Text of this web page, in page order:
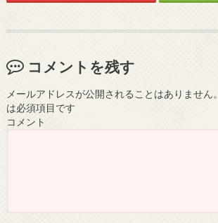
コメントを残す
メールアドレスが公開されることはありません。
は必須項目です
コメント